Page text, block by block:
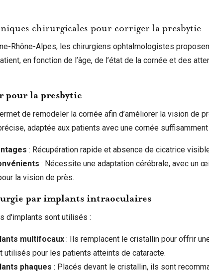
chirurgicales pour corriger la presbytie
Rhône-Alpes, les chirurgiens ophtalmologistes
en fonction de l’âge, de l’état de la cornée et des
pour la presbytie
de remodeler la cornée afin d’améliorer la vision de
adaptée aux patients avec une cornée
: Récupération rapide et absence de cicatrice
: Nécessite une adaptation cérébrale, avec un
la vision de près.
par implants intraoculaires
d'implants sont utilisés :
multifocaux : Ils remplacent le cristallin pour offrir
utilisés pour les patients atteints de cataracte.
phaques : Placés devant le cristallin, ils sont